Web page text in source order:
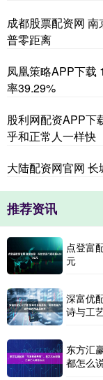
成都股票配资网
普零距离
凤凰策略APP下载
率39.29%
股利网配资APP下
乎和正常人一样快
大陆配资网官网
推荐资讯
点登富
元
深富优
诗与工
东方汇
都怎么